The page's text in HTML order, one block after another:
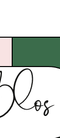
+32